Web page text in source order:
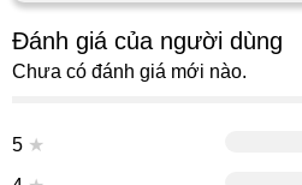
Đánh giá của người dùng
Chưa có đánh giá mới nào.
5 ★